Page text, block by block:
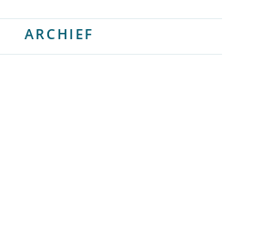
ARCHIEF